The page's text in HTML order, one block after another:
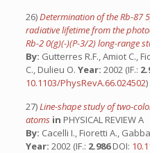
26)Determination of the Rb-87
radiative lifetime from the
Rb-2 0(g)(-)(P-3/2) long-range
By: Gutterres R.F., Amiot C.,
C., Dulieu O. Year: 2002 (IF.:
10.1103/PhysRevA.66.024502)
27)Line-shape study of two-
atoms in PHYSICAL REVIEW A
By: Cacelli I., Fioretti A.,
Year: 2002 (IF.: 2.986DOI: